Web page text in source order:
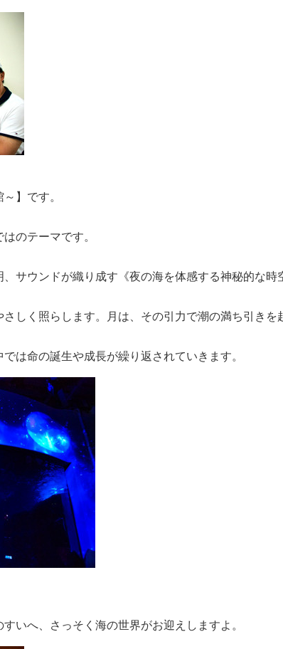
】です。
のテーマです。
サウンドが織り成す《夜の海を体感する神秘的な時
しく照らします。月は、その引力で潮の満ち引きを
は命の誕生や成長が繰り返されていきます。
いへ、さっそく海の世界がお迎えしますよ。